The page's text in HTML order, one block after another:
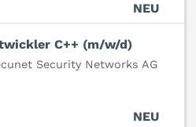
NEU
C++ (m/w/d)
Security Networks AG
NEU